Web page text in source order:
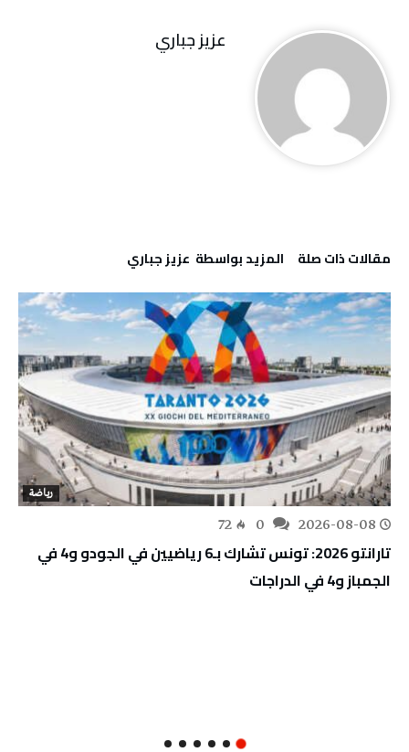
عزيز جباري
‫مقالات ذات صلة‬ ‫‫المزيد بواسطة‬ ‬ عزيز جباري
رياضة
2026-08-08
72
تارانتو 2026: تونس تشارك بـ6 رياضيين في الجودو و4 في
الجمباز و4 في الدراجات